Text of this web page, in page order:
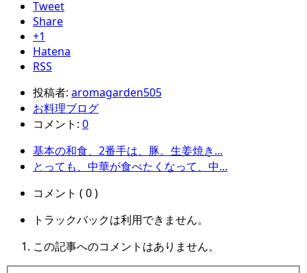
Tweet
Share
+1
Hatena
RSS
投稿者: aromagarden505
お料理ブログ
コメント: 0
基本の和食、2番手は、豚。生姜焼き...
とっても、中華が食べたくなって、中...
コメント ( 0 )
トラックバックは利用できません。
この記事へのコメントはありません。